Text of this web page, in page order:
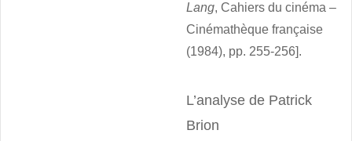
Lang, Cahiers du cinéma –
Cinémathèque française
(1984), pp. 255-256].
L’analyse de Patrick
Brion